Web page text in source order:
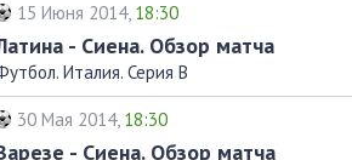
15 Июня 2014, 18:30
- Сиена. Обзор матча
Италия. Серия В
30 Мая 2014, 18:30
- Сиена. Обзор матча